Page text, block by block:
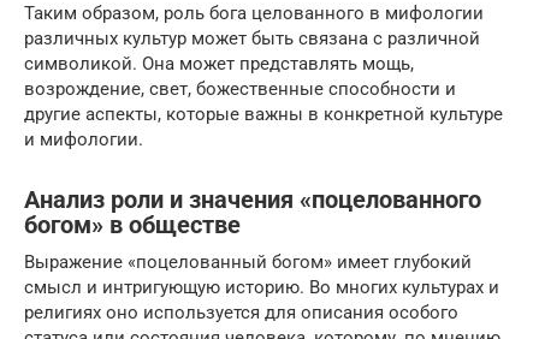
Таким образом, роль бога целованного в мифологии
различных культур может быть связана с различной
символикой. Она может представлять мощь,
возрождение, свет, божественные способности и
другие аспекты, которые важны в конкретной культуре
и мифологии.
Анализ роли и значения «поцелованного
богом» в обществе
Выражение «поцелованный богом» имеет глубокий
смысл и интригующую историю. Во многих культурах и
религиях оно используется для описания особого